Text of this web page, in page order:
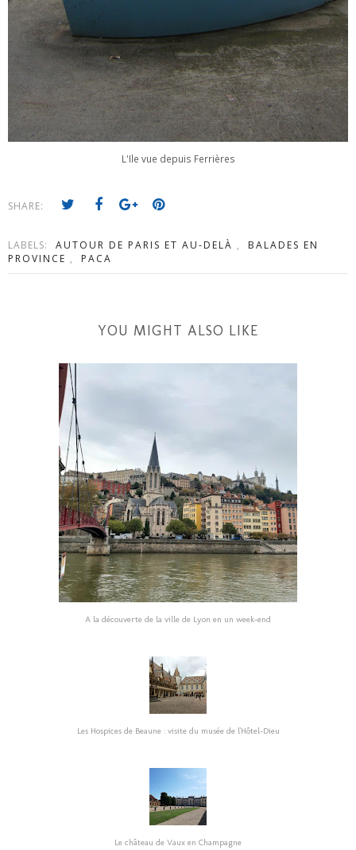
L'Ile vue depuis Ferrières
SHARE:
LABELS: AUTOUR DE PARIS ET AU-DELÀ ,
BALADES EN
PROVINCE , PACA
YOU MIGHT ALSO LIKE
A la découverte de la ville de Lyon en un week-end
Les Hospices de Beaune : visite du musée de l'Hôtel-Dieu
Le château de Vaux en Champagne